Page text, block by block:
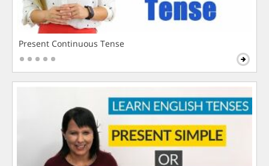
Present Continuous Tense